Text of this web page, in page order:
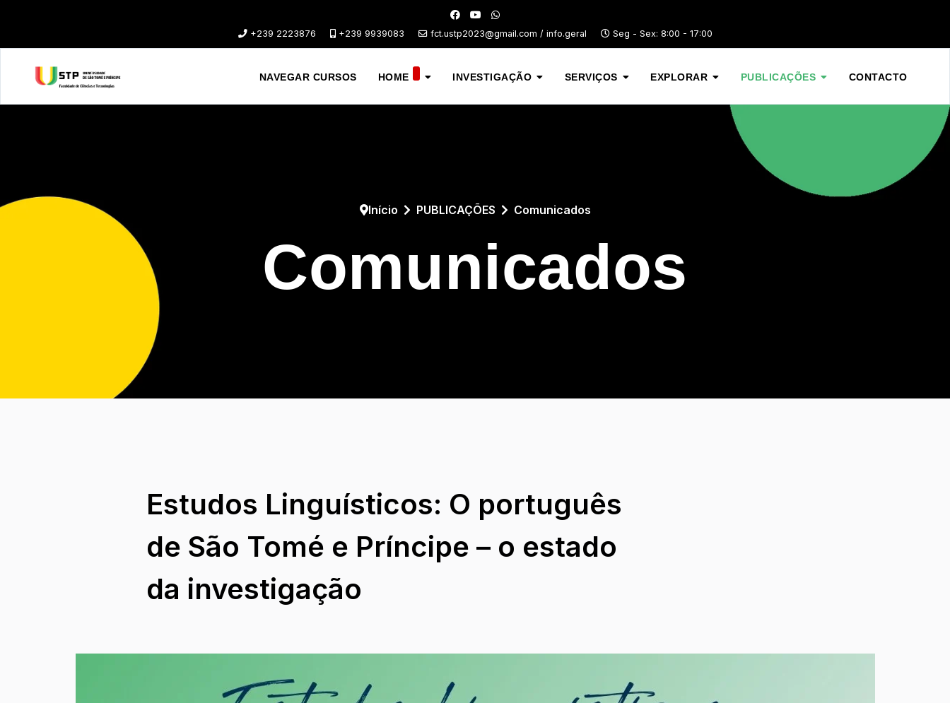
+239 2223876 +239 9939083 fct.ustp2023@gmail.com / info.geral Seg - Sex: 8:00 - 17:00
NAVEGAR CURSOS HOME INVESTIGAÇÃO SERVIÇOS EXPLORAR PUBLICAÇÕES CONTACTO
Comunicados
Início PUBLICAÇÕES Comunicados
Estudos Linguísticos: O português
de São Tomé e Príncipe – o estado
da investigação